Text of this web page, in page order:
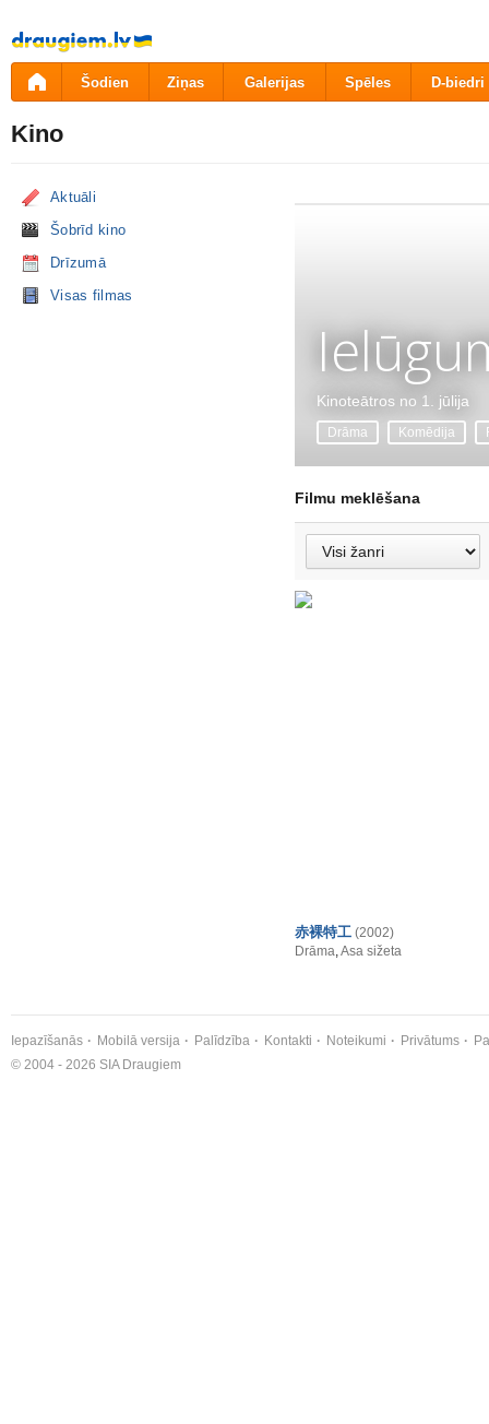
Pāriet
uz
saturu
Šodien Ziņas Galerijas Spēles D-biedri
Kino
Aktuāli
Šobrīd kino
Drīzumā
Visas filmas
Kinoteātros no 1. jūlija
Drāma Komēdija
Filmu meklēšana
赤裸特工 (2002)
Drāma,Asa sižeta
Iepazīšanās Mobilā versija Palīdzība Kontakti Noteikumi Privātums
© 2004 - 2026 SIA Draugiem